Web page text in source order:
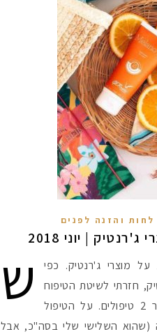
לחות והזנה לפנים
| יוני 2018
ש
מוצרי ג'רנטיק. כפי
חזרתי לשיטת הטיפוח
שלהם לפני כ-3 חודשים. עברתי כבר 2 טיפולים. על הטיפול
(שהוא השלישי שלי בסה"כ, אבל